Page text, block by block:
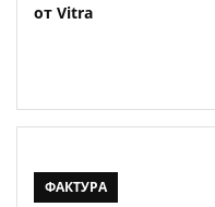
от Vitra
ФАКТУРА